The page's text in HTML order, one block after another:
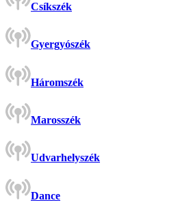
Csíkszék
Gyergyószék
Háromszék
Marosszék
Udvarhelyszék
Dance